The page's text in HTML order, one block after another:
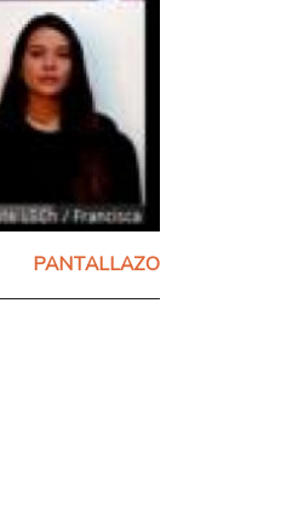
PANTALLAZO